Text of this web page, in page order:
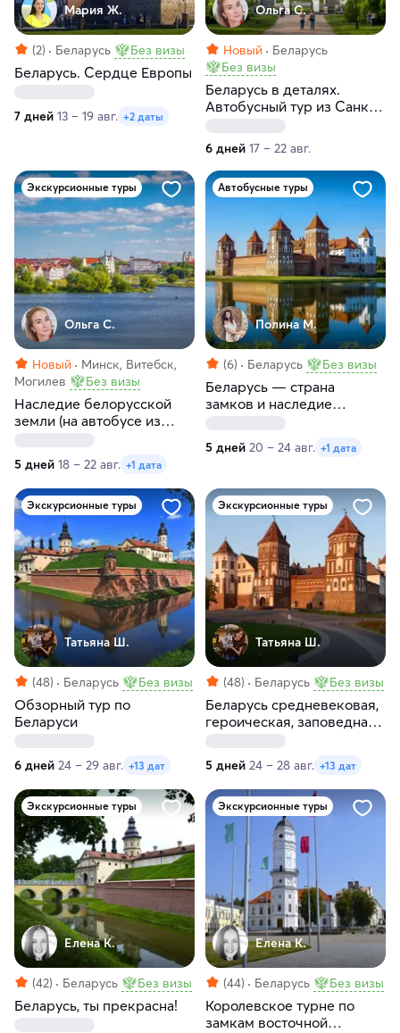
Мария Ж.
(2) Беларусь Без визы
Беларусь. Сердце Европы
7 дней 13 – 19 авг. +2 даты
Ольга С.
Новый
Беларусь
Без визы
Беларусь в деталях.
Автобусный тур из Санкт-
6 дней 17 – 22 авг.
Экскурсионные туры
Ольга С.
Новый
Минск, Витебск,
Могилев
Без визы
Наследие белорусской
земли (на автобусе из
5 дней 18 – 22 авг. +1 дата
Автобусные туры
Полина М.
(6) Беларусь Без визы
Беларусь — страна
замков и наследие
5 дней 20 – 24 авг. +1 дата
Экскурсионные туры
Татьяна Ш.
(48) Беларусь Без визы
Обзорный тур по
Беларуси
6 дней 24 – 29 авг. +13 дат
Экскурсионные туры
Татьяна Ш.
(48) Беларусь Без визы
Беларусь средневековая,
героическая, заповедная
5 дней 24 – 28 авг. +13 дат
Экскурсионные туры
Елена К.
(42) Беларусь Без визы
Беларусь, ты прекрасна!
Экскурсионные туры
Елена К.
(44) Беларусь Без визы
Королевское турне по
замкам восточной